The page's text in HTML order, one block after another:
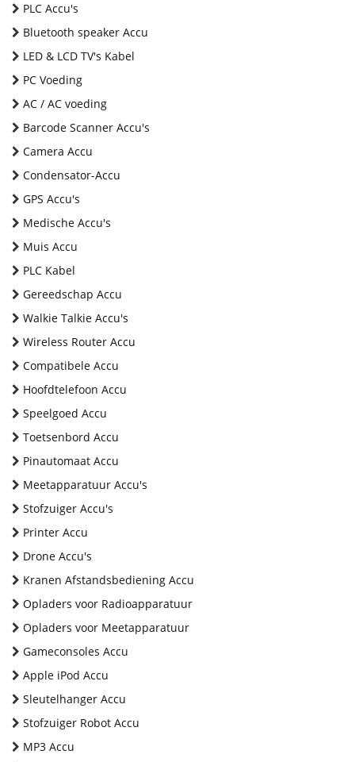
PLC Accu's
Bluetooth speaker Accu
LED & LCD TV's Kabel
PC Voeding
AC / AC voeding
Barcode Scanner Accu's
Camera Accu
Condensator-Accu
GPS Accu's
Medische Accu's
Muis Accu
PLC Kabel
Gereedschap Accu
Walkie Talkie Accu's
Wireless Router Accu
Compatibele Accu
Hoofdtelefoon Accu
Speelgoed Accu
Toetsenbord Accu
Pinautomaat Accu
Meetapparatuur Accu's
Stofzuiger Accu's
Printer Accu
Drone Accu's
Kranen Afstandsbediening Accu
Opladers voor Radioapparatuur
Opladers voor Meetapparatuur
Gameconsoles Accu
Apple iPod Accu
Sleutelhanger Accu
Stofzuiger Robot Accu
MP3 Accu